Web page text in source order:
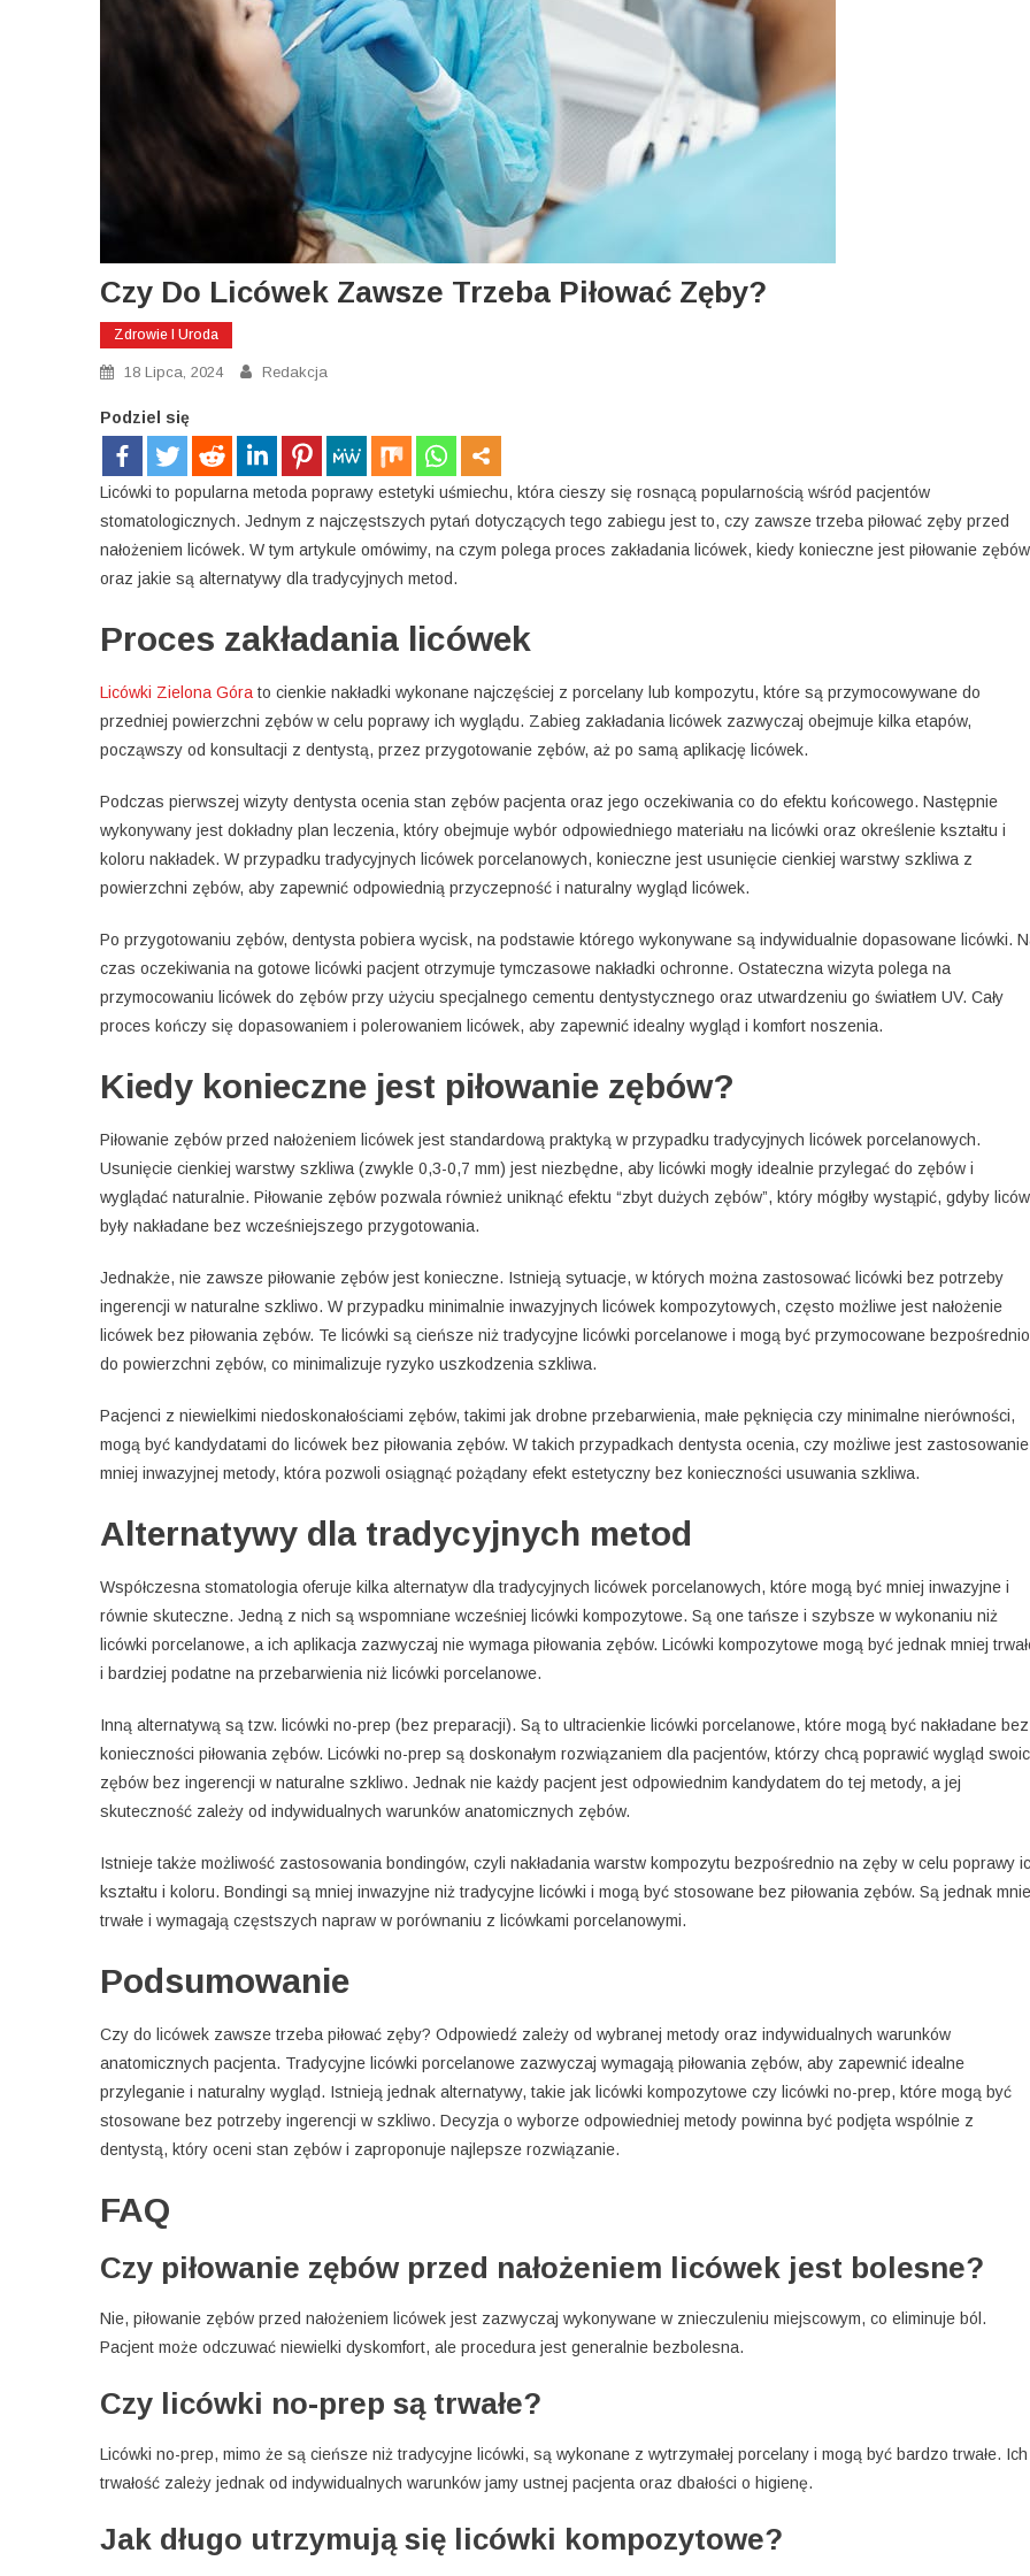
Czy Do Licówek Zawsze Trzeba Piłować Zęby?
Zdrowie I Uroda
18 Lipca, 2024 Redakcja
Podziel się
Licówki to popularna metoda poprawy estetyki uśmiechu, która cieszy się rosnącą popularnością wśród pacjentów
stomatologicznych. Jednym z najczęstszych pytań dotyczących tego zabiegu jest to, czy zawsze trzeba piłować zęby przed
nałożeniem licówek. W tym artykule omówimy, na czym polega proces zakładania licówek, kiedy konieczne jest piłowanie zębów
oraz jakie są alternatywy dla tradycyjnych metod.
Proces zakładania licówek
Licówki Zielona Góra to cienkie nakładki wykonane najczęściej z porcelany lub kompozytu, które są przymocowywane do
przedniej powierzchni zębów w celu poprawy ich wyglądu. Zabieg zakładania licówek zazwyczaj obejmuje kilka etapów,
począwszy od konsultacji z dentystą, przez przygotowanie zębów, aż po samą aplikację licówek.
Podczas pierwszej wizyty dentysta ocenia stan zębów pacjenta oraz jego oczekiwania co do efektu końcowego. Następnie
wykonywany jest dokładny plan leczenia, który obejmuje wybór odpowiedniego materiału na licówki oraz określenie kształtu i
koloru nakładek. W przypadku tradycyjnych licówek porcelanowych, konieczne jest usunięcie cienkiej warstwy szkliwa z
powierzchni zębów, aby zapewnić odpowiednią przyczepność i naturalny wygląd licówek.
Po przygotowaniu zębów, dentysta pobiera wycisk, na podstawie którego wykonywane są indywidualnie dopasowane licówki.
czas oczekiwania na gotowe licówki pacjent otrzymuje tymczasowe nakładki ochronne. Ostateczna wizyta polega na
przymocowaniu licówek do zębów przy użyciu specjalnego cementu dentystycznego oraz utwardzeniu go światłem UV. Cały
proces kończy się dopasowaniem i polerowaniem licówek, aby zapewnić idealny wygląd i komfort noszenia.
Kiedy konieczne jest piłowanie zębów?
Piłowanie zębów przed nałożeniem licówek jest standardową praktyką w przypadku tradycyjnych licówek porcelanowych.
Usunięcie cienkiej warstwy szkliwa (zwykle 0,3-0,7 mm) jest niezbędne, aby licówki mogły idealnie przylegać do zębów i
wyglądać naturalnie. Piłowanie zębów pozwala również uniknąć efektu “zbyt dużych zębów”, który mógłby wystąpić, gdyby
były nakładane bez wcześniejszego przygotowania.
Jednakże, nie zawsze piłowanie zębów jest konieczne. Istnieją sytuacje, w których można zastosować licówki bez potrzeby
ingerencji w naturalne szkliwo. W przypadku minimalnie inwazyjnych licówek kompozytowych, często możliwe jest nałożenie
licówek bez piłowania zębów. Te licówki są cieńsze niż tradycyjne licówki porcelanowe i mogą być przymocowane bezpośrednio
do powierzchni zębów, co minimalizuje ryzyko uszkodzenia szkliwa.
Pacjenci z niewielkimi niedoskonałościami zębów, takimi jak drobne przebarwienia, małe pęknięcia czy minimalne nierówności,
mogą być kandydatami do licówek bez piłowania zębów. W takich przypadkach dentysta ocenia, czy możliwe jest zastosowanie
mniej inwazyjnej metody, która pozwoli osiągnąć pożądany efekt estetyczny bez konieczności usuwania szkliwa.
Alternatywy dla tradycyjnych metod
Współczesna stomatologia oferuje kilka alternatyw dla tradycyjnych licówek porcelanowych, które mogą być mniej inwazyjne i
równie skuteczne. Jedną z nich są wspomniane wcześniej licówki kompozytowe. Są one tańsze i szybsze w wykonaniu niż
licówki porcelanowe, a ich aplikacja zazwyczaj nie wymaga piłowania zębów. Licówki kompozytowe mogą być jednak mniej
i bardziej podatne na przebarwienia niż licówki porcelanowe.
Inną alternatywą są tzw. licówki no-prep (bez preparacji). Są to ultracienkie licówki porcelanowe, które mogą być nakładane bez
konieczności piłowania zębów. Licówki no-prep są doskonałym rozwiązaniem dla pacjentów, którzy chcą poprawić wygląd
zębów bez ingerencji w naturalne szkliwo. Jednak nie każdy pacjent jest odpowiednim kandydatem do tej metody, a jej
skuteczność zależy od indywidualnych warunków anatomicznych zębów.
Istnieje także możliwość zastosowania bondingów, czyli nakładania warstw kompozytu bezpośrednio na zęby w celu poprawy
kształtu i koloru. Bondingi są mniej inwazyjne niż tradycyjne licówki i mogą być stosowane bez piłowania zębów. Są jednak
trwałe i wymagają częstszych napraw w porównaniu z licówkami porcelanowymi.
Podsumowanie
Czy do licówek zawsze trzeba piłować zęby? Odpowiedź zależy od wybranej metody oraz indywidualnych warunków
anatomicznych pacjenta. Tradycyjne licówki porcelanowe zazwyczaj wymagają piłowania zębów, aby zapewnić idealne
przyleganie i naturalny wygląd. Istnieją jednak alternatywy, takie jak licówki kompozytowe czy licówki no-prep, które mogą być
stosowane bez potrzeby ingerencji w szkliwo. Decyzja o wyborze odpowiedniej metody powinna być podjęta wspólnie z
dentystą, który oceni stan zębów i zaproponuje najlepsze rozwiązanie.
FAQ
Czy piłowanie zębów przed nałożeniem licówek jest bolesne?
Nie, piłowanie zębów przed nałożeniem licówek jest zazwyczaj wykonywane w znieczuleniu miejscowym, co eliminuje ból.
Pacjent może odczuwać niewielki dyskomfort, ale procedura jest generalnie bezbolesna.
Czy licówki no-prep są trwałe?
Licówki no-prep, mimo że są cieńsze niż tradycyjne licówki, są wykonane z wytrzymałej porcelany i mogą być bardzo trwałe. Ich
trwałość zależy jednak od indywidualnych warunków jamy ustnej pacjenta oraz dbałości o higienę.
Jak długo utrzymują się licówki kompozytowe?